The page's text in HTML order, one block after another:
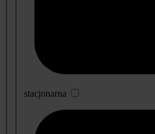
stacjonarna